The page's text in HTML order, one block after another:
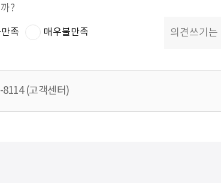
?
족 매우불만족
8114 (고객센터)